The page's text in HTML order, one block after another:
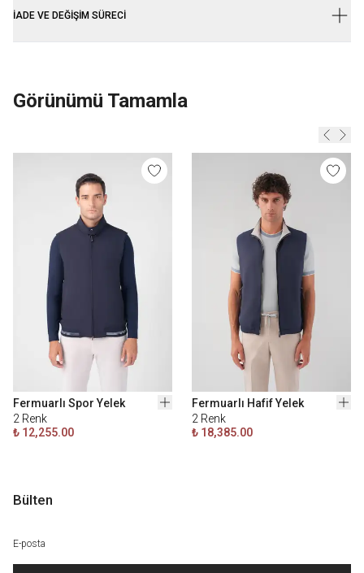
İADE VE DEĞIŞIM SÜRECI
Görünümü Tamamla
Fermuarlı Spor Yelek
2 Renk
₺ 12,255.00
Fermuarlı Hafif Yelek
2 Renk
₺ 18,385.00
Bülten